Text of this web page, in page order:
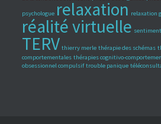
psychologue relaxation relaxation
réalité virtuelle
TERV thierry merle thérapie des schémas
comportementales thérapies cognitivo-
obsessionnel compulsif trouble panique